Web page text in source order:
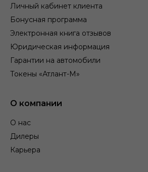
Личный кабинет клиента
Бонусная программа
Электронная книга отзывов
Юридическая информация
Гарантии на автомобили
Токены «Атлант-М»
О компании
О нас
Дилеры
Карьера